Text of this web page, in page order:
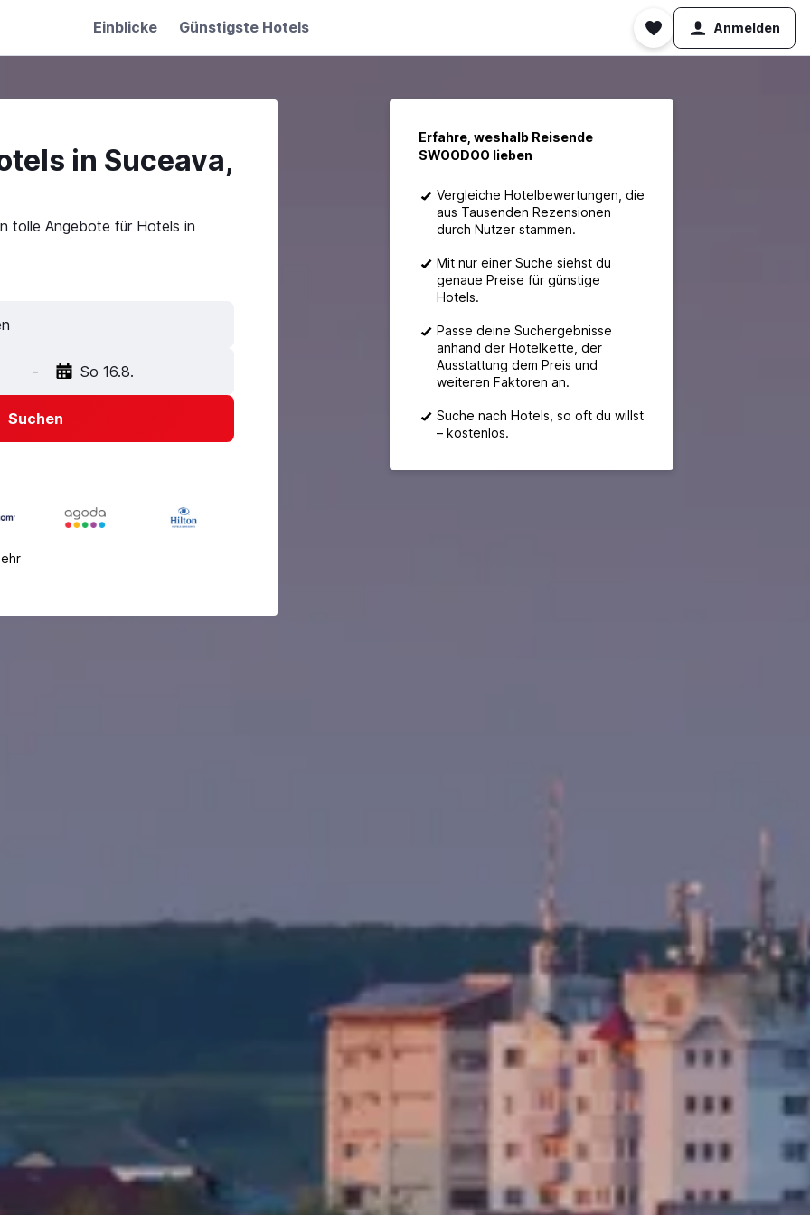
Einblicke Günstigste Hotels Anmelden
in Suceava,
tolle Angebote für Hotels in
- So 16.8.
Suchen
Erfahre, weshalb Reisende
SWOODOO lieben
Vergleiche Hotelbewertungen, die
aus Tausenden Rezensionen
durch Nutzer stammen.
Mit nur einer Suche siehst du
genaue Preise für günstige
Hotels.
Passe deine Suchergebnisse
anhand der Hotelkette, der
Ausstattung dem Preis und
weiteren Faktoren an.
Suche nach Hotels, so oft du willst
– kostenlos.